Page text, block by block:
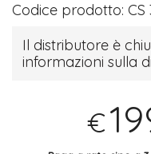
Codice prodotto:CS
Il distributore è
informazioni sulla
€